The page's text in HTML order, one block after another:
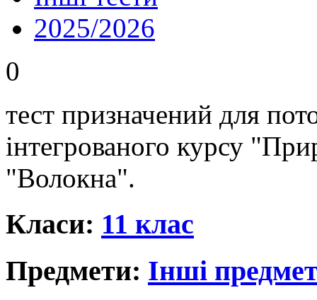
2025/2026
0
тест призначений для
інтегрованого курсу
"Волокна".
Класи: 11 клас
Предмети: Інші